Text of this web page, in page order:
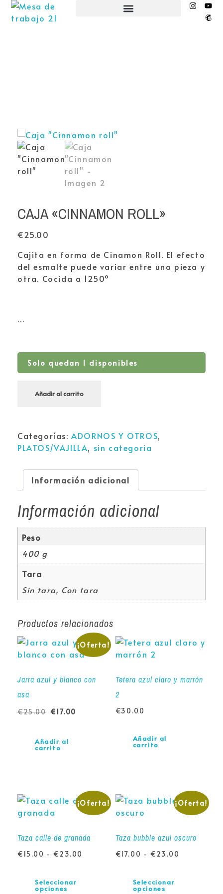
CAJA «CINNAMON ROLL»
€25.00
Cajita en forma de Cinamon Roll. El efecto
del esmalte puede variar entre una pieza y
otra. Cocida a 1250º
…
Solo quedan 1 disponibles
Añadir al carrito
Categorías:ADORNOS Y OTROS,
PLATOS/VAJILLA, sin categoria
Información adicional
Información adicional
Peso
400 g
Tara
Sin tara, Con tara
Productos relacionados
¡Oferta!
Jarra azul y blanco con
asa
€25.00 € 17.00
Añadir al
carrito
Tetera azul claro y marrón
2
€30.00
Añadir al
carrito
¡Oferta!
Taza calle de granada
€ 15.00 - €23.00
Seleccionar
opciones
¡Oferta!
Taza bubble azul oscuro
€17.00 - €23.00
Seleccionar
opciones